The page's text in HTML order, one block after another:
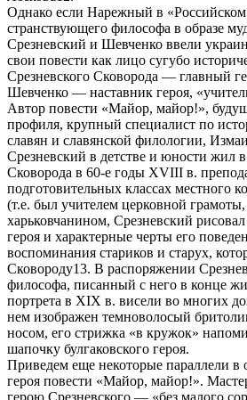
Однако если Нарежный в
странствующего философа в образе
Срезневский и Шевченко ввели
свои повести как лицо сугубо
Срезневского Сковорода — главный
Шевченко — наставник героя,
Автор повести «Майор, майор!»,
профиля, крупный специалист по
славян и славянской филологии,
Срезневский в детстве и юности жил
Сковорода в 60-е годы XVIII в.
подготовительных классах местного
(т.е. был учителем церковной
харьковчанином, Срезневский
героя и характерные черты его
воспоминания стариков и старух,
Сковороду13. В распоряжении
философа, писанный с него в конце
портрета в XIX в. висели во многих
нем изображен темноволосый
носом, его стрижка «в кружок»
шапочку булгаковского героя.
Приведем еще некоторые параллели в
героя повести «Майор, майор!».
герою Срезневского — «без малого